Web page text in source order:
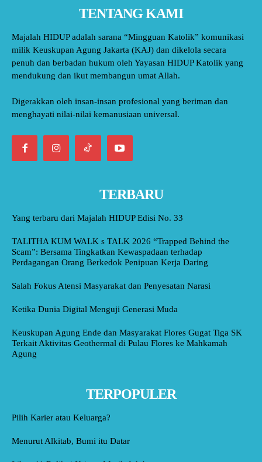
TENTANG KAMI
Majalah HIDUP adalah sarana “Mingguan Katolik” komunikasi
milik Keuskupan Agung Jakarta (KAJ) dan dikelola secara
penuh dan berbadan hukum oleh Yayasan HIDUP Katolik yang
mendukung dan ikut membangun umat Allah.
Digerakkan oleh insan-insan profesional yang beriman dan
menghayati nilai-nilai kemanusiaan universal.
TERBARU
Yang terbaru dari Majalah HIDUP Edisi No. 33
TALITHA KUM WALK s TALK 2026 “Trapped Behind the
Scam”: Bersama Tingkatkan Kewaspadaan terhadap
Perdagangan Orang Berkedok Penipuan Kerja Daring
Salah Fokus Atensi Masyarakat dan Penyesatan Narasi
Ketika Dunia Digital Menguji Generasi Muda
Keuskupan Agung Ende dan Masyarakat Flores Gugat Tiga SK
Terkait Aktivitas Geothermal di Pulau Flores ke Mahkamah
Agung
TERPOPULER
Pilih Karier atau Keluarga?
Menurut Alkitab, Bumi itu Datar